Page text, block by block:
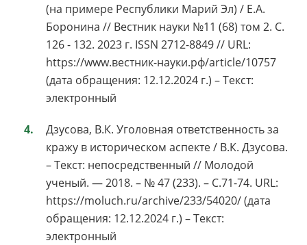
(на примере Республики Марий Эл) / Е.А.
Боронина // Вестник науки №11 (68) том 2. С.
126 - 132. 2023 г. ISSN 2712-8849 // URL:
https://www.вестник-науки.рф/article/10757
(дата обращения: 12.12.2024 г.) – Текст:
электронный
Дзусова, В.К. Уголовная ответственность за
кражу в историческом аспекте / В.К. Дзусова.
– Текст: непосредственный // Молодой
ученый. — 2018. – № 47 (233). – С.71-74. URL:
https://moluch.ru/archive/233/54020/ (дата
обращения: 12.12.2024 г.) – Текст:
электронный